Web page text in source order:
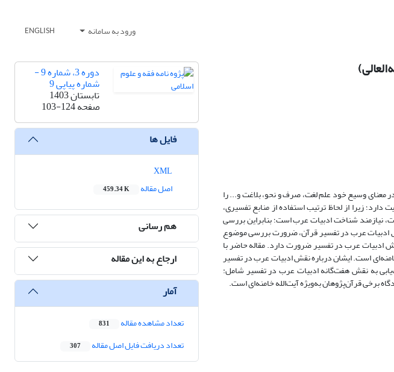
ورود به سامانه ENGLISH
معنای وسیع خود علم لغت، صرف و نحو، بلاغت و‌... را
زیرا از لحاظ ترتیب استفاده از منابع تفسیری،
نیازمند شناخت ادبیات عرب است؛ بنابراین بررسی
عرب در تفسیر قرآن، ضرورت بررسی موضوع
ادبیات عرب در تفسیر ضرورت دارد. مقاله حاضر با
است. ایشان درباره نقش ادبیات عرب در تفسیر
به نقش‌ هفت‌گانه ادبیات عرب در تفسیر شامل:
برخی قرآن‌پژوهان به‌ویژه آیت‌الله خامنه‌ای است.
دوره 3، شماره 9 -
شماره پیاپی 9
تابستان 1403
صفحه103-124
فایل ها
اصل مقاله
459.34 K
هم رسانی
ارجاع به این مقاله
آمار
تعداد مشاهده مقاله 831
تعداد دریافت فایل اصل مقاله 307